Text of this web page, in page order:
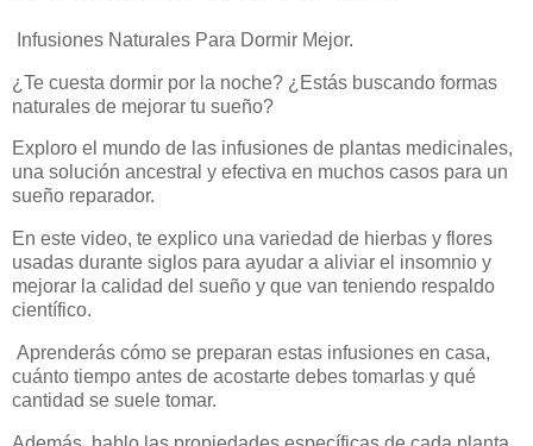
Infusiones Naturales Para Dormir Mejor.
¿Te cuesta dormir por la noche? ¿Estás buscando formas
naturales de mejorar tu sueño?
Exploro el mundo de las infusiones de plantas medicinales,
una solución ancestral y efectiva en muchos casos para un
sueño reparador.
En este video, te explico una variedad de hierbas y flores
usadas durante siglos para ayudar a aliviar el insomnio y
mejorar la calidad del sueño y que van teniendo respaldo
científico.
Aprenderás cómo se preparan estas infusiones en casa,
cuánto tiempo antes de acostarte debes tomarlas y qué
cantidad se suele tomar.